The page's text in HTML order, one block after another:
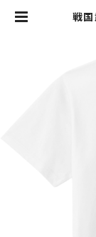
戦